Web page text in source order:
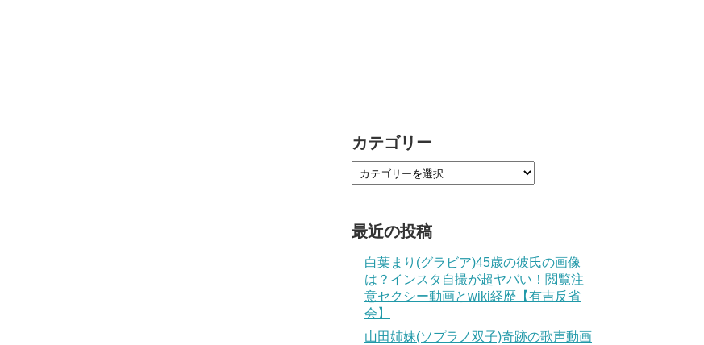
カテゴリー
最近の投稿
白葉まり(グラビア)45歳の彼氏の画像
は？インスタ自撮が超ヤバい！閲覧注
意セクシー動画とwiki経歴【有吉反省
会】
山田姉妹(ソプラノ双子)奇跡の歌声動画